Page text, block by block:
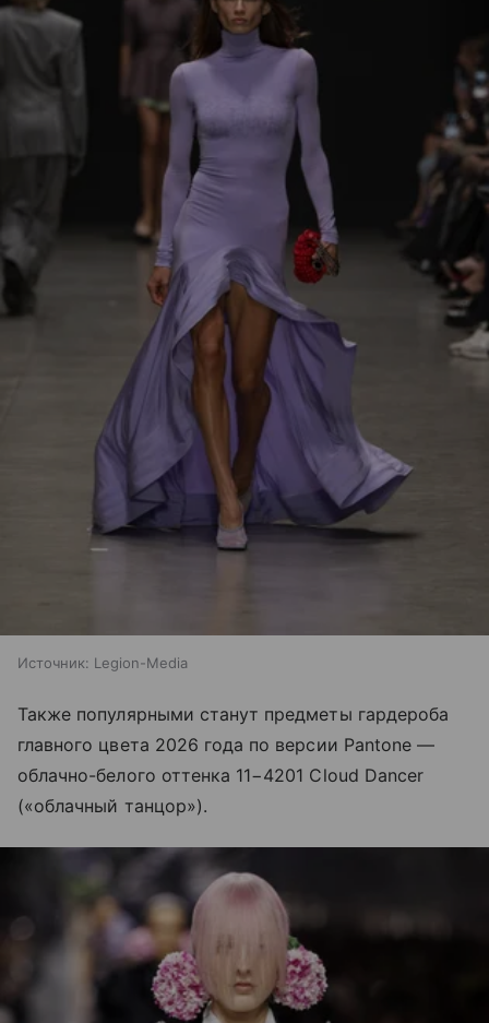
Источник: Legion-Media
Также популярными станут предметы гардероба
главного цвета 2026 года по версии Pantone —
облачно-белого оттенка 11−4201 Cloud Dancer
(«облачный танцор»).